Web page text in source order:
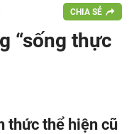
CHIA SẺ
“sống thực
thức thể hiện cũ